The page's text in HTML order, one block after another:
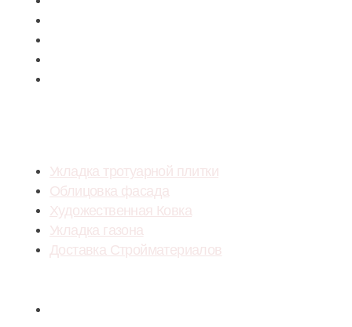
Укладка тротуарной плитки
Облицовка фасада
Художественная Ковка
Укладка газона
Доставка Стройматериалов